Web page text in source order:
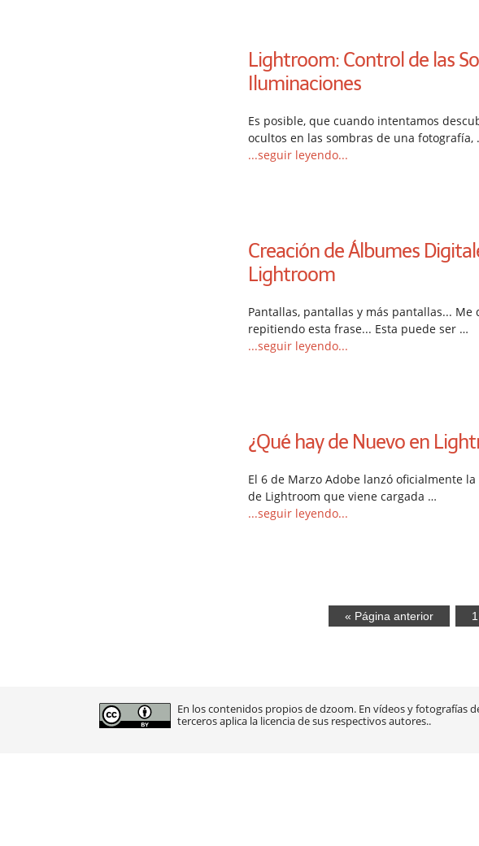
Lightroom: Control de las
Iluminaciones
Es posible, que cuando intentamos
ocultos en las sombras de una fotografía,
...seguir leyendo...
Creación de Álbumes
Lightroom
Pantallas, pantallas y más pantallas... Me
repitiendo esta frase... Esta puede ser …
...seguir leyendo...
¿Qué hay de Nuevo en
El 6 de Marzo Adobe lanzó oficialmente
de Lightroom que viene cargada …
...seguir leyendo...
« Página anterior 1
En los contenidos propios de dzoom. En vídeos y fotografías
terceros aplica la licencia de sus respectivos autores..